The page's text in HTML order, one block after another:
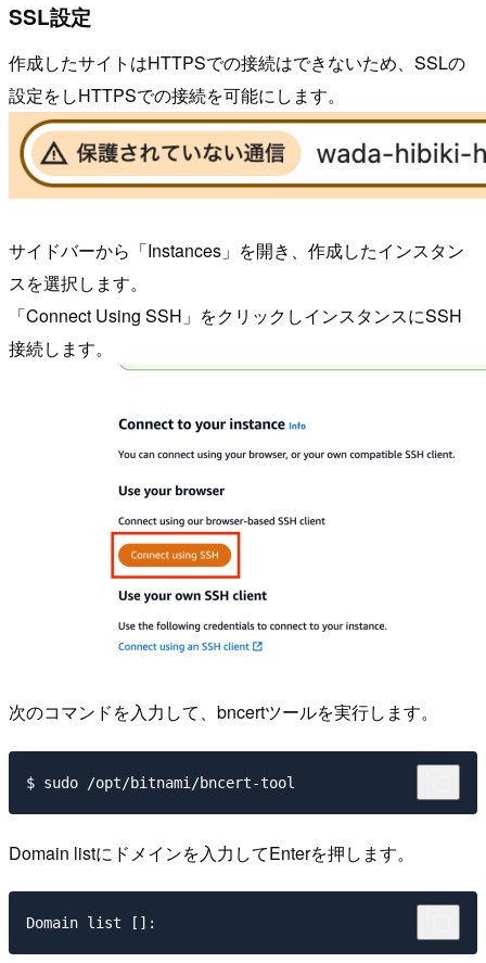
SSL設定
作成したサイトはHTTPSでの接続はできないため、SSLの
設定をしHTTPSでの接続を可能にします。
サイドバーから「Instances」を開き、作成したインスタン
スを選択します。
「Connect Using SSH」をクリックしインスタンスにSSH
接続します。
次のコマンドを入力して、bncertツールを実行します。
Domain listにドメインを入力してEnterを押します。